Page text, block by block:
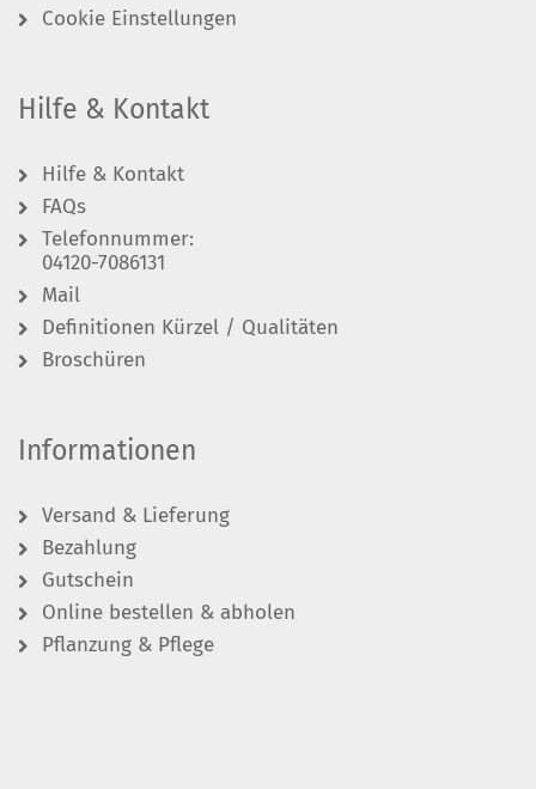
Cookie Einstellungen
Hilfe & Kontakt
Hilfe & Kontakt
FAQs
Telefonnummer:
04120-7086131
Mail
Definitionen Kürzel / Qualitäten
Broschüren
Informationen
Versand & Lieferung
Bezahlung
Gutschein
Online bestellen & abholen
Pflanzung & Pflege